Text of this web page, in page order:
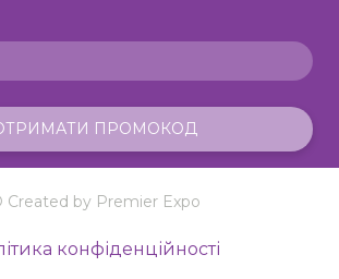
ПРОМОКОД
Created by Premier Expo
конфіденційності